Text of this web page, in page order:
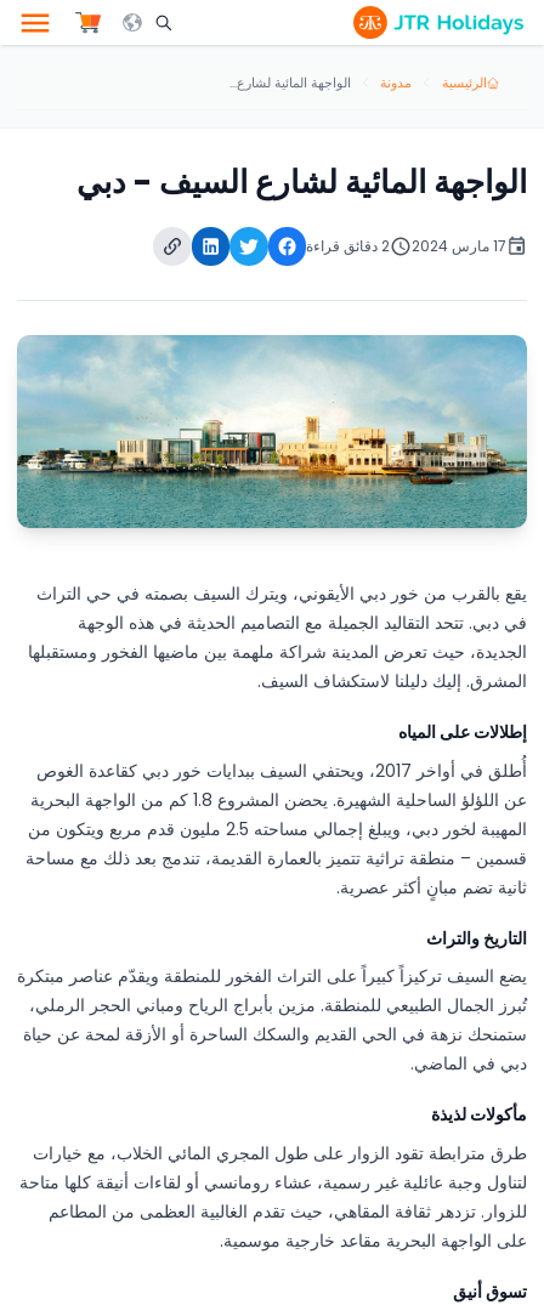
Search Opener Icon
الرئيسية مدونة الواجهة المائية لشارع السيف - دبي
الواجهة المائية لشارع السيف - دبي
17 مارس 2024 2 دقائق قراءة
يقع بالقرب من خور دبي الأيقوني، ويترك السيف بصمته في حي التراث
في دبي. تتحد التقاليد الجميلة مع التصاميم الحديثة في هذه الوجهة
الجديدة، حيث تعرض المدينة شراكة ملهمة بين ماضيها الفخور ومستقبلها
المشرق. إليك دليلنا لاستكشاف السيف.
إطلالات على المياه
أُطلق في أواخر 2017، ويحتفي السيف ببدايات خور دبي كقاعدة الغوص
عن اللؤلؤ الساحلية الشهيرة. يحضن المشروع 1.8 كم من الواجهة البحرية
المهيبة لخور دبي، ويبلغ إجمالي مساحته 2.5 مليون قدم مربع ويتكون من
قسمين – منطقة تراثية تتميز بالعمارة القديمة، تندمج بعد ذلك مع مساحة
ثانية تضم مبانٍ أكثر عصرية.
التاريخ والتراث
يضع السيف تركيزاً كبيراً على التراث الفخور للمنطقة ويقدّم عناصر مبتكرة
تُبرز الجمال الطبيعي للمنطقة. مزين بأبراج الرياح ومباني الحجر الرملي،
ستمنحك نزهة في الحي القديم والسكك الساحرة أو الأزقة لمحة عن حياة
دبي في الماضي.
مأكولات لذيذة
طرق مترابطة تقود الزوار على طول المجري المائي الخلاب، مع خيارات
لتناول وجبة عائلية غير رسمية، عشاء رومانسي أو لقاءات أنيقة كلها متاحة
للزوار. تزدهر ثقافة المقاهي، حيث تقدم الغالبية العظمى من المطاعم
على الواجهة البحرية مقاعد خارجية موسمية.
تسوق أنيق